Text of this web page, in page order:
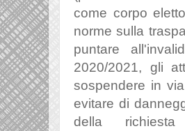
come corpo
norme sulla
puntare
2020/2021, gli
sospendere in
evitare di
della